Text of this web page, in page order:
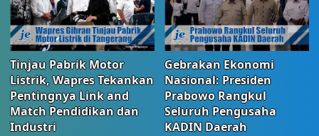
Tinjau Pabrik Motor
Listrik, Wapres Tekankan
Pentingnya Link and
Match Pendidikan dan
Industri
Gebrakan Ekonomi
Nasional: Presiden
Prabowo Rangkul
Seluruh Pengusaha
KADIN Daerah